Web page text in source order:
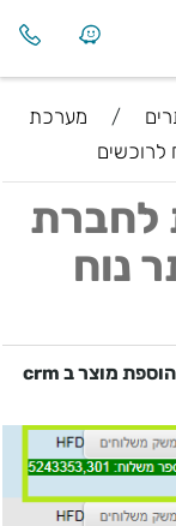
/
מערכת
לרוכשים
לחברת
נוח
מוצר ב crm